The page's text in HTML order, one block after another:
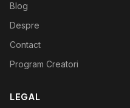
Blog
Despre
Contact
Program Creatori
LEGAL